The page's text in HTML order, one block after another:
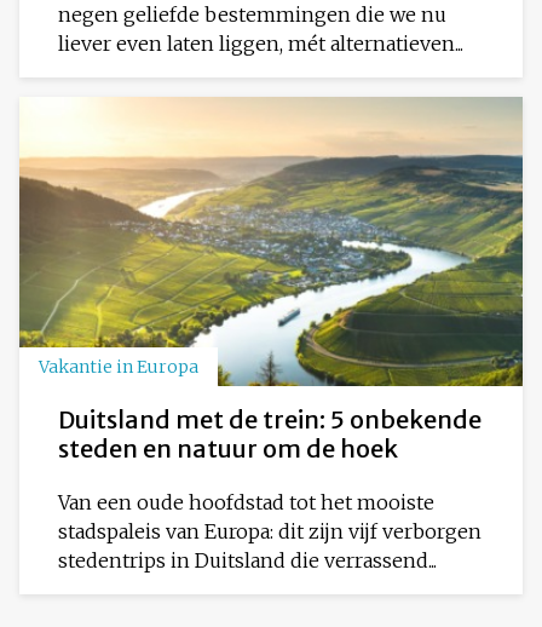
negen geliefde bestemmingen die we nu
liever even laten liggen, mét alternatieven...
Vakantie in Europa
Duitsland met de trein: 5 onbekende
steden en natuur om de hoek
Van een oude hoofdstad tot het mooiste
stadspaleis van Europa: dit zijn vijf verborgen
stedentrips in Duitsland die verrassend...